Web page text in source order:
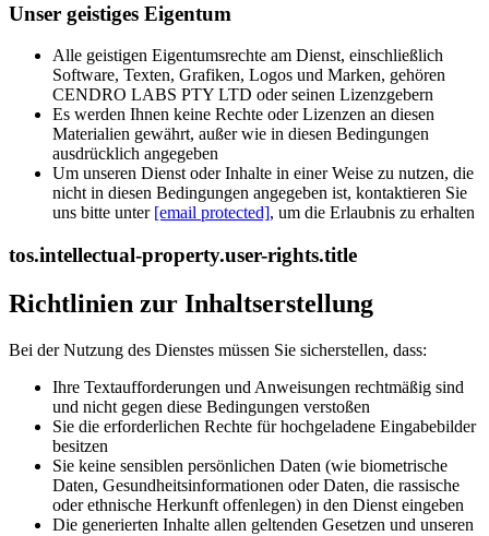
Unser geistiges Eigentum
Alle geistigen Eigentumsrechte am Dienst, einschließlich
Software, Texten, Grafiken, Logos und Marken, gehören
CENDRO LABS PTY LTD oder seinen Lizenzgebern
Es werden Ihnen keine Rechte oder Lizenzen an diesen
Materialien gewährt, außer wie in diesen Bedingungen
ausdrücklich angegeben
Um unseren Dienst oder Inhalte in einer Weise zu nutzen, die
nicht in diesen Bedingungen angegeben ist, kontaktieren Sie
uns bitte unter [email protected], um die Erlaubnis zu erhalten
tos.intellectual-property.user-rights.title
Richtlinien zur Inhaltserstellung
Bei der Nutzung des Dienstes müssen Sie sicherstellen, dass:
Ihre Textaufforderungen und Anweisungen rechtmäßig sind
und nicht gegen diese Bedingungen verstoßen
Sie die erforderlichen Rechte für hochgeladene Eingabebilder
besitzen
Sie keine sensiblen persönlichen Daten (wie biometrische
Daten, Gesundheitsinformationen oder Daten, die rassische
oder ethnische Herkunft offenlegen) in den Dienst eingeben
Die generierten Inhalte allen geltenden Gesetzen und unseren